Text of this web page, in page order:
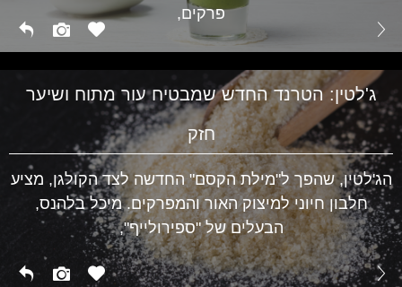
פרקים,
ג'לטין: הטרנד החדש שמבטיח עור מתוח ושיער
חזק
הג'לטין, שהפך ל"מילת הקסם" החדשה לצד הקולגן, מציע
חלבון חיוני למיצוק האור והמפרקים. מיכל בלהנס,
הבעלים של "ספירולייף",